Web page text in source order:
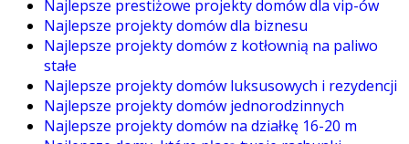
Najlepsze prestiżowe projekty domów dla vip-ów
Najlepsze projekty domów dla biznesu
Najlepsze projekty domów z kotłownią na paliwo
stałe
Najlepsze projekty domów luksusowych i rezydencji
Najlepsze projekty domów jednorodzinnych
Najlepsze projekty domów na działkę 16-20 m